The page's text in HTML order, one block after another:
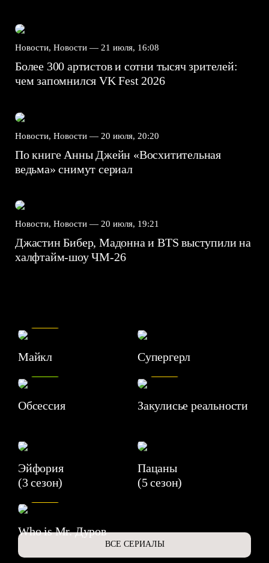
Новости, Новости — 21 июля, 16:08
Более 300 артистов и сотни тысяч зрителей:
чем запомнился VK Fest 2026
Новости, Новости — 20 июля, 20:20
По книге Анны Джейн «Восхитительная
ведьма» снимут сериал
Новости, Новости — 20 июля, 19:21
Джастин Бибер, Мадонна и BTS выступили на
халфтайм-шоу ЧМ-26
Майкл Супергерл
Обсессия
7.1
Закулисье реальности
Эйфория
(3 сезон)
Пацаны
(5 сезон)
Who is Mr. Дуров
ВСЕ СЕРИАЛЫ